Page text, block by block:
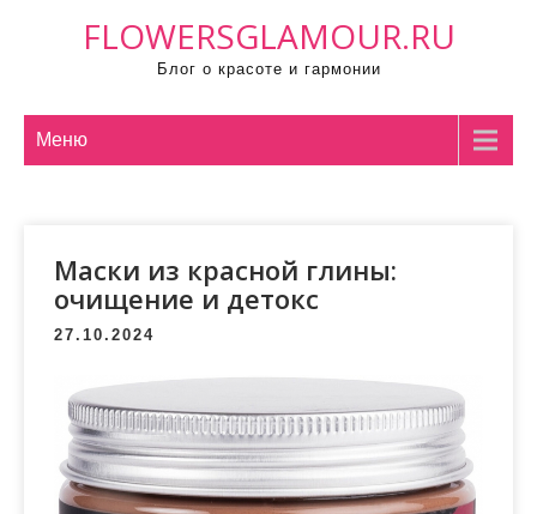
FLOWERSGLAMOUR.RU
Блог о красоте и гармонии
Меню
Маски из красной глины:
очищение и детокс
27.10.2024